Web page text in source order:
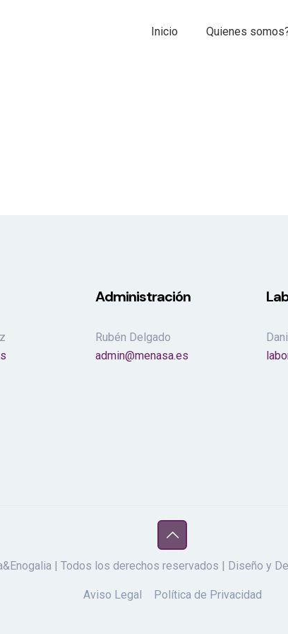
Inicio Quienes
Administración
Rubén Delgado
admin@menasa.es
| Todos los derechos reservados | Diseño y
Aviso Legal Política de Privacidad